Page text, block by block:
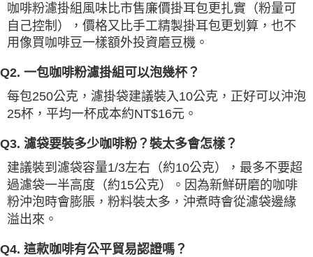
咖啡粉濾掛組風味比市售廉價掛耳包更扎實（粉量可
自己控制），價格又比手工精製掛耳包更划算，也不
用像買咖啡豆一樣額外投資磨豆機。
Q2. 一包咖啡粉濾掛組可以泡幾杯？
每包250公克，濾掛袋建議裝入10公克，正好可以沖泡
25杯，平均一杯成本約NT$16元。
Q3. 濾袋要裝多少咖啡粉？裝太多會怎樣？
建議裝到濾袋容量1/3左右（約10公克），最多不要超
過濾袋一半高度（約15公克）。因為新鮮研磨的咖啡
粉沖泡時會膨脹，粉料裝太多，沖煮時會從濾袋邊緣
溢出來。
Q4. 這款咖啡有公平貿易認證嗎？